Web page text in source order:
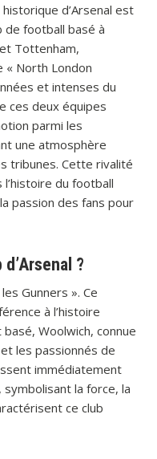
d’Arsenal est
de football basé à
Tottenham,
« North London
et intenses du
ces deux équipes
parmi les
une atmosphère
tribunes. Cette rivalité
du football
passion des fans pour
?
Gunners ». Ce
à l’histoire
Woolwich, connue
les passionnés de
immédiatement
la force, la
ce club